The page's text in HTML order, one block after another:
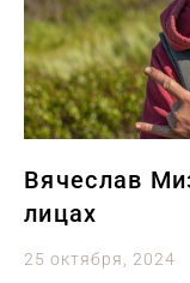
Вячеслав
лицах
25 октября, 2024